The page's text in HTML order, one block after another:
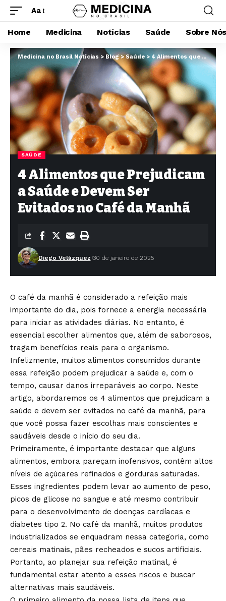
Aa
Home Medicina Notícias Saúde Sobre
Medicina no Brasil Notícias > Blog>Saúde> 4 Alimentos que Prejudicam a Saúde e Devem Ser Evitados no Café da Manhã
SAÚDE
4 Alimentos que Prejudicam
a Saúde e Devem Ser
Evitados no Café da Manhã
Diego Velázquez 30 de janeiro de 2025
O café da manhã é considerado a refeição mais
importante do dia, pois fornece a energia necessária
para iniciar as atividades diárias. No entanto, é
essencial escolher alimentos que, além de saborosos,
tragam benefícios reais para o organismo.
Infelizmente, muitos alimentos consumidos durante
essa refeição podem prejudicar a saúde e, com o
tempo, causar danos irreparáveis ao corpo. Neste
artigo, abordaremos os 4 alimentos que prejudicam a
saúde e devem ser evitados no café da manhã, para
que você possa fazer escolhas mais conscientes e
saudáveis desde o início do seu dia.
Primeiramente, é importante destacar que alguns
alimentos, embora pareçam inofensivos, contêm altos
níveis de açúcares refinados e gorduras saturadas.
Esses ingredientes podem levar ao aumento de peso,
picos de glicose no sangue e até mesmo contribuir
para o desenvolvimento de doenças cardíacas e
diabetes tipo 2. No café da manhã, muitos produtos
industrializados se enquadram nessa categoria, como
cereais matinais, pães recheados e sucos artificiais.
Portanto, ao planejar sua refeição matinal, é
fundamental estar atento a esses riscos e buscar
alternativas mais saudáveis.